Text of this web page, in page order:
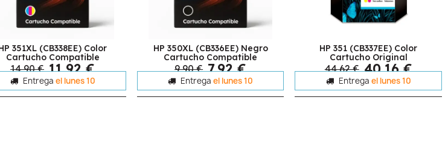
351XL (CB338EE) Color
Cartucho Compatible
14,90 € 11,92 €
Entrega el lunes 10
HP 350XL (CB336EE) Negro
Cartucho Compatible
9,90 € 7,92 €
Entregael lunes 10
HP 351 (CB337EE) Color
Cartucho Original
44,62 € 40,16 €
Entrega el lunes 10